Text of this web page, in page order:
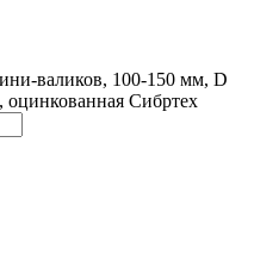
валиков, 100-150 мм, D
Сибртех